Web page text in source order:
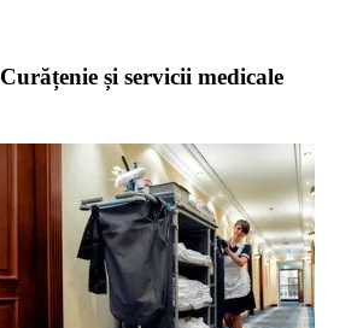
Curățenie și servicii medicale